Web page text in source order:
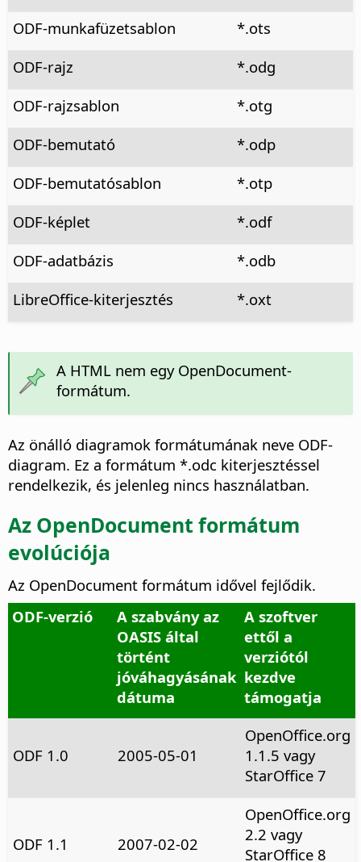
ODF-munkafüzetsablon
*.ots
ODF-rajz
*.odg
ODF-rajzsablon
*.otg
ODF-bemutató
*.odp
ODF-bemutatósablon
*.otp
ODF-képlet
*.odf
ODF-adatbázis
*.odb
LibreOffice-kiterjesztés
*.oxt
A HTML nem egy OpenDocument-
formátum.
Az önálló diagramok formátumának neve ODF-
diagram. Ez a formátum *.odc kiterjesztéssel
rendelkezik, és jelenleg nincs használatban.
Az OpenDocument formátum
evolúciója
Az OpenDocument formátum idővel fejlődik.
ODF-verzió
A szabvány az
OASIS által
történt
jóváhagyásának
dátuma
A szoftver
ettől a
verziótól
kezdve
támogatja
ODF 1.0 2005-05-01
OpenOffice.org
1.1.5 vagy
StarOffice 7
ODF 1.1 2007-02-02
OpenOffice.org
2.2 vagy
StarOffice 8